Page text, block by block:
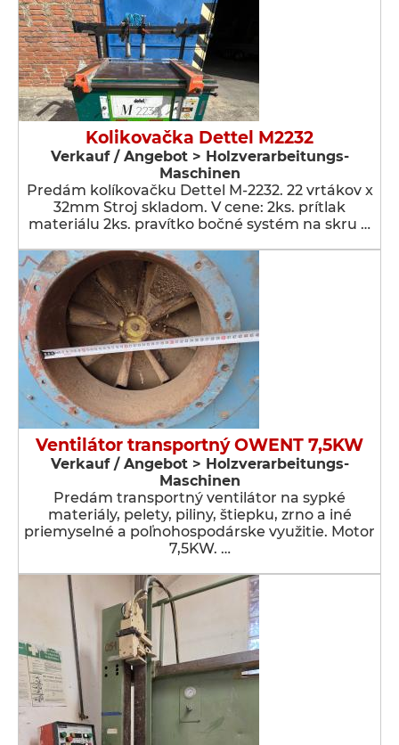
Kolikovačka Dettel M2232
Verkauf / Angebot > Holzverarbeitungs-
Maschinen
Predám kolíkovačku Dettel M-2232. 22 vrtákov x
32mm Stroj skladom. V cene: 2ks. prítlak
materiálu 2ks. pravítko bočné systém na skru …
Ventilátor transportný OWENT 7,5KW
Verkauf / Angebot > Holzverarbeitungs-
Maschinen
Predám transportný ventilátor na sypké
materiály, pelety, piliny, štiepku, zrno a iné
priemyselné a poľnohospodárske využitie. Motor
7,5KW. …